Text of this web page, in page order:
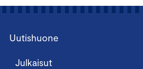
Uutishuone
Julkaisut